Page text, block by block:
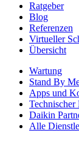
Ratgeber
Blog
Referenzen
Virtueller
Übersicht
Wartung
Stand By
Apps und
Technischer
Daikin
Alle